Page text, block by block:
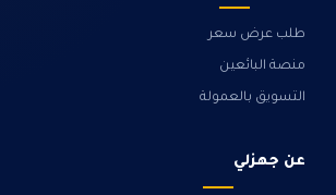
طلب عرض سعر
منصة البائعين
التسويق بالعمولة
عن جهزلي